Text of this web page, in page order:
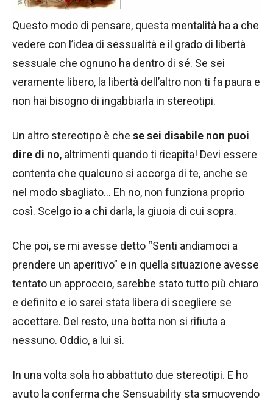
Questo modo di pensare, questa mentalità ha a che
vedere con l’idea di sessualità e il grado di libertà
sessuale che ognuno ha dentro di sé. Se sei
veramente libero, la libertà dell’altro non ti fa paura e
non hai bisogno di ingabbiarla in stereotipi.
Un altro stereotipo è che se sei disabile non puoi
dire di no, altrimenti quando ti ricapita! Devi essere
contenta che qualcuno si accorga di te, anche se
nel modo sbagliato… Eh no, non funziona proprio
così. Scelgo io a chi darla, la giuoia di cui sopra.
Che poi, se mi avesse detto “Senti andiamoci a
prendere un aperitivo” e in quella situazione avesse
tentato un approccio, sarebbe stato tutto più chiaro
e definito e io sarei stata libera di scegliere se
accettare. Del resto, una botta non si rifiuta a
nessuno. Oddio, a lui sì.
In una volta sola ho abbattuto due stereotipi. E ho
avuto la conferma che Sensuability sta smuovendo